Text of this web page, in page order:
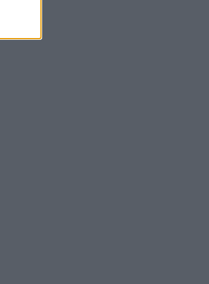
ΟΦΗ: Έκλεισε τον Λορέντσο Ντίκμαν